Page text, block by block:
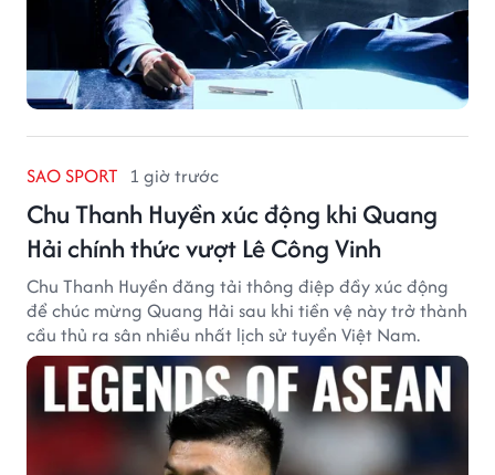
SAO SPORT 1 giờ trước
Chu Thanh Huyền xúc động khi Quang
Hải chính thức vượt Lê Công Vinh
Chu Thanh Huyền đăng tải thông điệp đầy xúc động
để chúc mừng Quang Hải sau khi tiền vệ này trở thành
cầu thủ ra sân nhiều nhất lịch sử tuyển Việt Nam.